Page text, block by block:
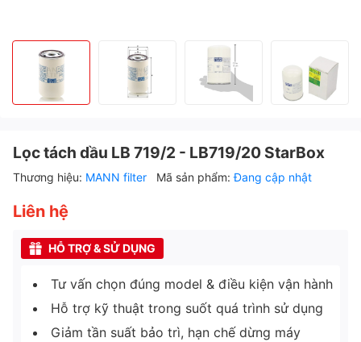
Lọc tách dầu LB 719/2 - LB719/20 StarBox
Thương hiệu: MANN filter Mã sản phẩm:Đang cập nhật
Liên hệ
HỖ TRỢ & SỬ DỤNG
Tư vấn chọn đúng model & điều kiện vận hành
Hỗ trợ kỹ thuật trong suốt quá trình sử dụng
Giảm tần suất bảo trì, hạn chế dừng máy